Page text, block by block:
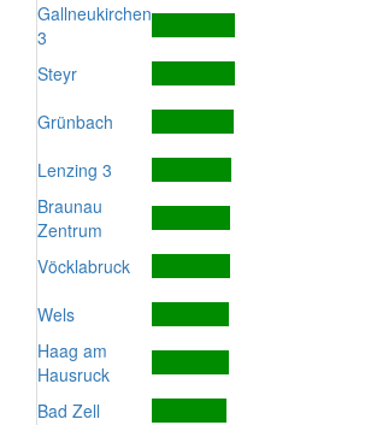
Gallneukirchen
3
Steyr
Grünbach
Lenzing 3
Braunau
Zentrum
Vöcklabruck
Wels
Haag am
Hausruck
Bad Zell